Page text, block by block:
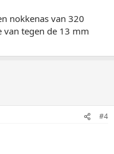
nokkenas van 320
tegen de 13 mm
#4